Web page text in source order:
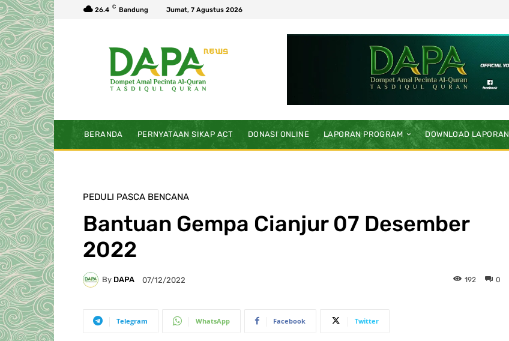
26.4 C Bandung Jumat, 7 Agustus 2026
BERANDA PERNYATAAN SIKAP ACT DONASI ONLINE LAPORAN PROGRAM DOWNLOAD LAPORAN
PEDULI PASCA BENCANA
Bantuan Gempa Cianjur 07 Desember
2022
By DAPA 07/12/2022 0
192
Telegram WhatsApp Facebook Twitter